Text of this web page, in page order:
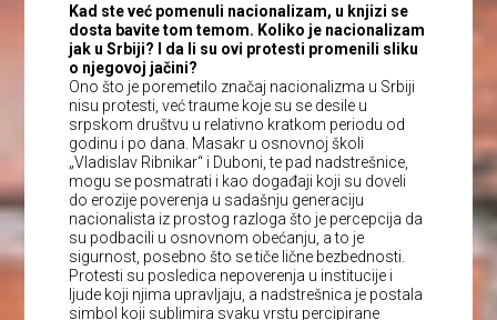
Kad ste već pomenuli nacionalizam, u knjizi se
dosta bavite tom temom. Koliko je nacionalizam
jak u Srbiji? I da li su ovi protesti promenili sliku
o njegovoj jačini?
Ono što je poremetilo značaj nacionalizma u Srbiji
nisu protesti, već traume koje su se desile u
srpskom društvu u relativno kratkom periodu od
godinu i po dana. Masakr u osnovnoj školi
„Vladislav Ribnikar“ i Duboni, te pad nadstrešnice,
mogu se posmatrati i kao događaji koji su doveli
do erozije poverenja u sadašnju generaciju
nacionalista iz prostog razloga što je percepcija da
su podbacili u osnovnom obećanju, a to je
sigurnost, posebno što se tiče lične bezbednosti.
Protesti su posledica nepoverenja u institucije i
ljude koji njima upravljaju, a nadstrešnica je postala
simbol koji sublimira svaku vrstu percipirane